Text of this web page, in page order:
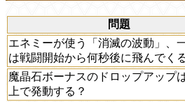
問題
エネミーが使う「消滅の波動」、
は戦闘開始から何秒後に飛んでく
魔晶石ボーナスのドロップアップ
上で発動する？